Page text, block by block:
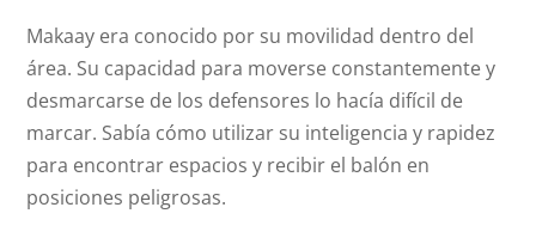
Makaay era conocido por su movilidad dentro del
área. Su capacidad para moverse constantemente y
desmarcarse de los defensores lo hacía difícil de
marcar. Sabía cómo utilizar su inteligencia y rapidez
para encontrar espacios y recibir el balón en
posiciones peligrosas.